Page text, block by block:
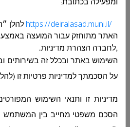
לפרטים לחץ כאן
בקשה להצעת
שערים מפרופילי פלדה לבית ספר יסודי
ומפעילה בכתובת:
https://deiralasad.muni.il/להלן
האתר מתוחזק עבור המועצה
,לחברה הצהרת מדיניות.
השימוש באתר ובכלל זה בשירותים
על הסכמתך למדיניות פרטיות זו
מדיניות זו ותנאי השימוש
הסכם משפטי מחייב בין המשתמש